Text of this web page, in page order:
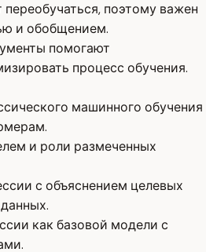
поэтому важен
и обобщением.
помогают
процесс обучения.
машинного обучения
и роли размеченных
с объяснением целевых
как базовой модели с